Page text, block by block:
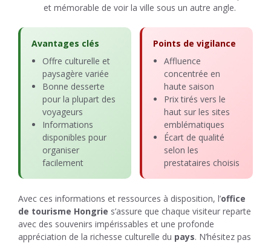
et mémorable de voir la ville sous un autre angle.
Avantages clés
Offre culturelle et
paysagère variée
Bonne desserte
pour la plupart des
voyageurs
Informations
disponibles pour
organiser
facilement
Points de vigilance
Affluence
concentrée en
haute saison
Prix tirés vers le
haut sur les sites
emblématiques
Écart de qualité
selon les
prestataires choisis
Avec ces informations et ressources à disposition, l’office
de tourisme Hongrie s’assure que chaque visiteur reparte
avec des souvenirs impérissables et une profonde
appréciation de la richesse culturelle du pays. N’hésitez pas